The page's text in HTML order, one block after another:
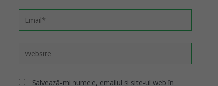
Salvează-mi numele, emailul și site-ul web în